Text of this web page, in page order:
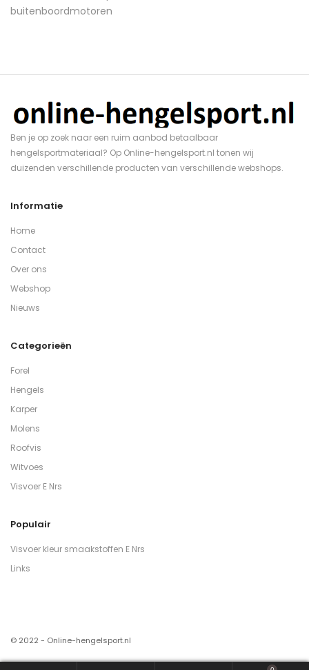
Ben je op zoek naar een ruim aanbod betaalbaar
hengelsportmateriaal? Op Online-hengelsport.nl tonen wij
duizenden verschillende producten van verschillende webshops.
Informatie
Home
Contact
Over ons
Webshop
Nieuws
Categorieën
Forel
Hengels
Karper
Molens
Roofvis
Witvoes
Visvoer E Nrs
Populair
Visvoer kleur smaakstoffen E Nrs
Links
© 2022 - Online-hengelsport.nl